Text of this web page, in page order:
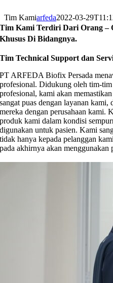
Tim Kamiarfeda2022-03-
Tim Kami Terdiri Dari Orang –
Khusus Di Bidangnya.
Tim Technical Support dan
PT ARFEDA Biofix Persada
profesional. Didukung oleh tim-
profesional, kami akan
sangat puas dengan layanan kami,
mereka dengan perusahaan kami.
produk kami dalam kondisi
digunakan untuk pasien. Kami
tidak hanya kepada pelanggan
pada akhirnya akan menggunakan